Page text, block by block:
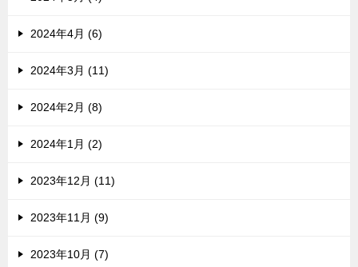
2024年4月 (6)
2024年3月 (11)
2024年2月 (8)
2024年1月 (2)
2023年12月 (11)
2023年11月 (9)
2023年10月 (7)